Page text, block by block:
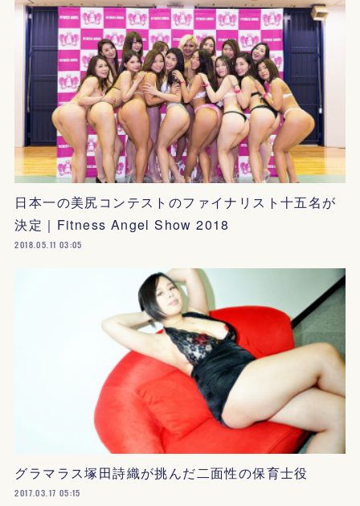
日本一の美尻コンテストのファイナリスト十五名が
決定｜Fitness Angel Show 2018
2018.05.11 03:05
グラマラス塚田詩織が挑んだ二面性の保育士役
2017.03.17 05:15